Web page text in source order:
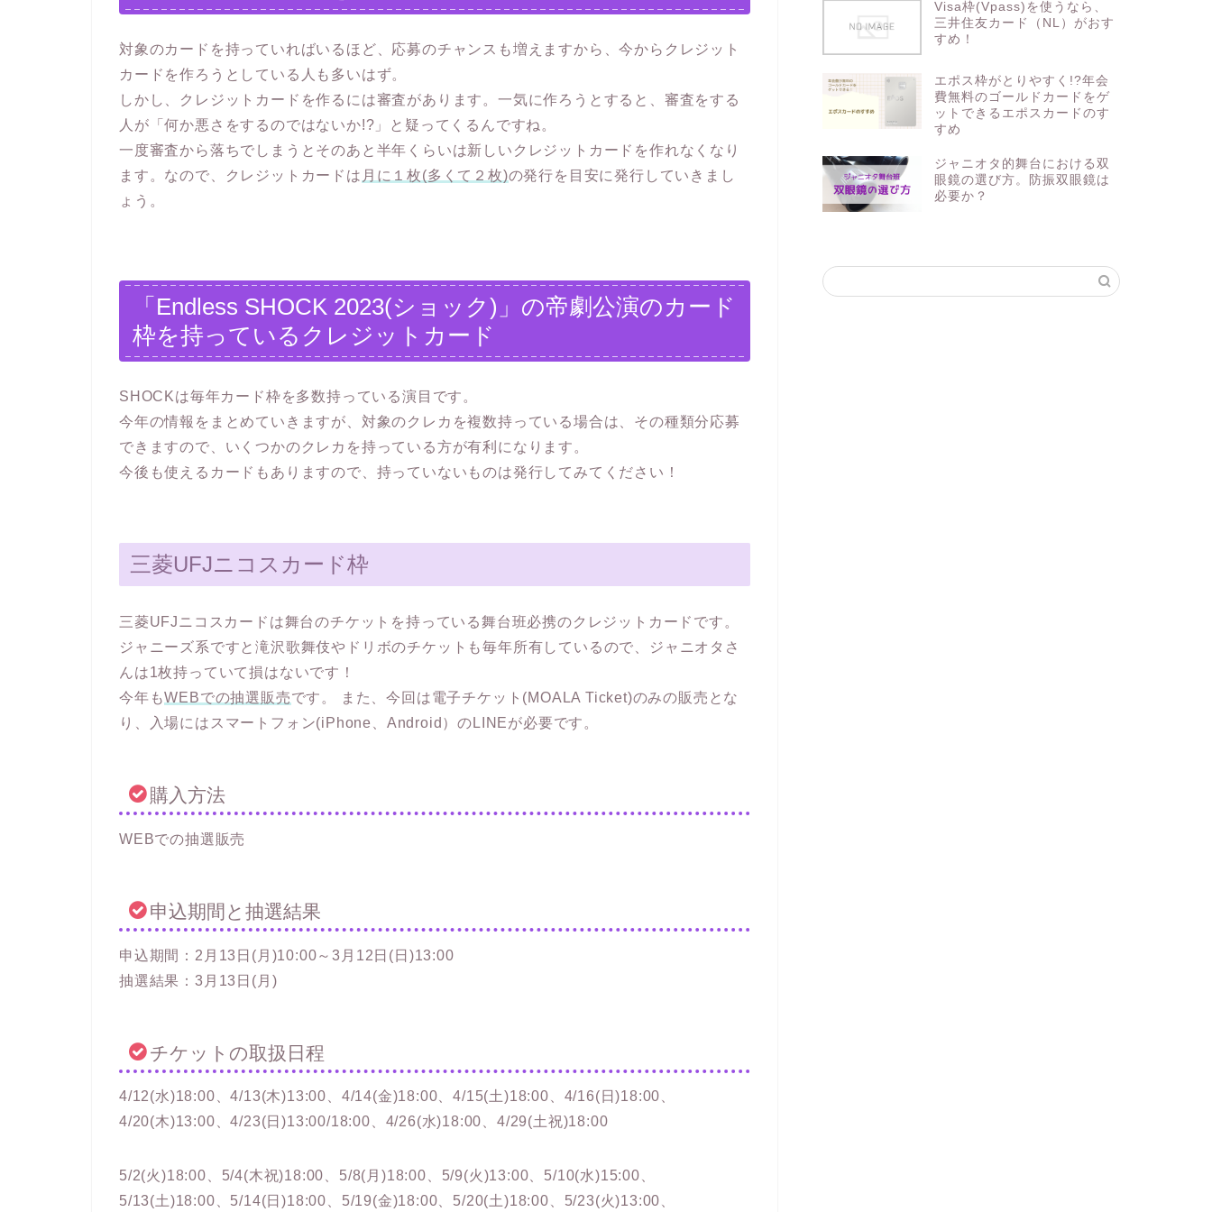
対象のカードを持っていればいるほど、応募のチャンスも増えますから、今からクレジット
カードを作ろうとしている人も多いはず。
しかし、クレジットカードを作るには審査があります。一気に作ろうとすると、審査をする
人が「何か悪さをするのではないか!?」と疑ってくるんですね。
一度審査から落ちでしまうとそのあと半年くらいは新しいクレジットカードを作れなくなり
ます。なので、クレジットカードは 月に１枚(多くて２枚)の発行を目安に発行していきまし
ょう。
「Endless SHOCK 2023(ショック)」の帝劇公演のカード
枠を持っているクレジットカード
SHOCKは毎年カード枠を多数持っている演目です。
今年の情報をまとめていきますが、対象のクレカを複数持っている場合は、その種類分応募
できますので、いくつかのクレカを持っている方が有利になります。
今後も使えるカードもありますので、持っていないものは発行してみてください！
三菱UFJニコスカード枠
三菱UFJニコスカードは舞台のチケットを持っている舞台班必携のクレジットカードです。
ジャニーズ系ですと滝沢歌舞伎やドリボのチケットも毎年所有しているので、ジャニオタさ
んは1枚持っていて損はないです！
今年もWEBでの抽選販売です。 また、今回は電子チケット(MOALA Ticket)のみの販売とな
り、入場にはスマートフォン(iPhone、Android）のLINEが必要です。
購入方法
WEBでの抽選販売
申込期間と抽選結果
申込期間：2月13日(月)10:00～3月12日(日)13:00
抽選結果：3月13日(月)
チケットの取扱日程
4/12(水)18:00、4/13(木)13:00、4/14(金)18:00、4/15(土)18:00、4/16(日)18:00、
4/20(木)13:00、4/23(日)13:00/18:00、4/26(水)18:00、4/29(土祝)18:00
5/2(火)18:00、5/4(木祝)18:00、5/8(月)18:00、5/9(火)13:00、5/10(水)15:00、
5/13(土)18:00、5/14(日)18:00、5/19(金)18:00、5/20(土)18:00、5/23(火)13:00、
Visa枠(Vpass)を使うなら、
三井住友カード（NL）がおす
すめ！
エポス枠がとりやすく!?年会
費無料のゴールドカードをゲ
ットできるエポスカードのす
すめ
ジャニオタ的舞台における双
眼鏡の選び方。防振双眼鏡は
必要か？